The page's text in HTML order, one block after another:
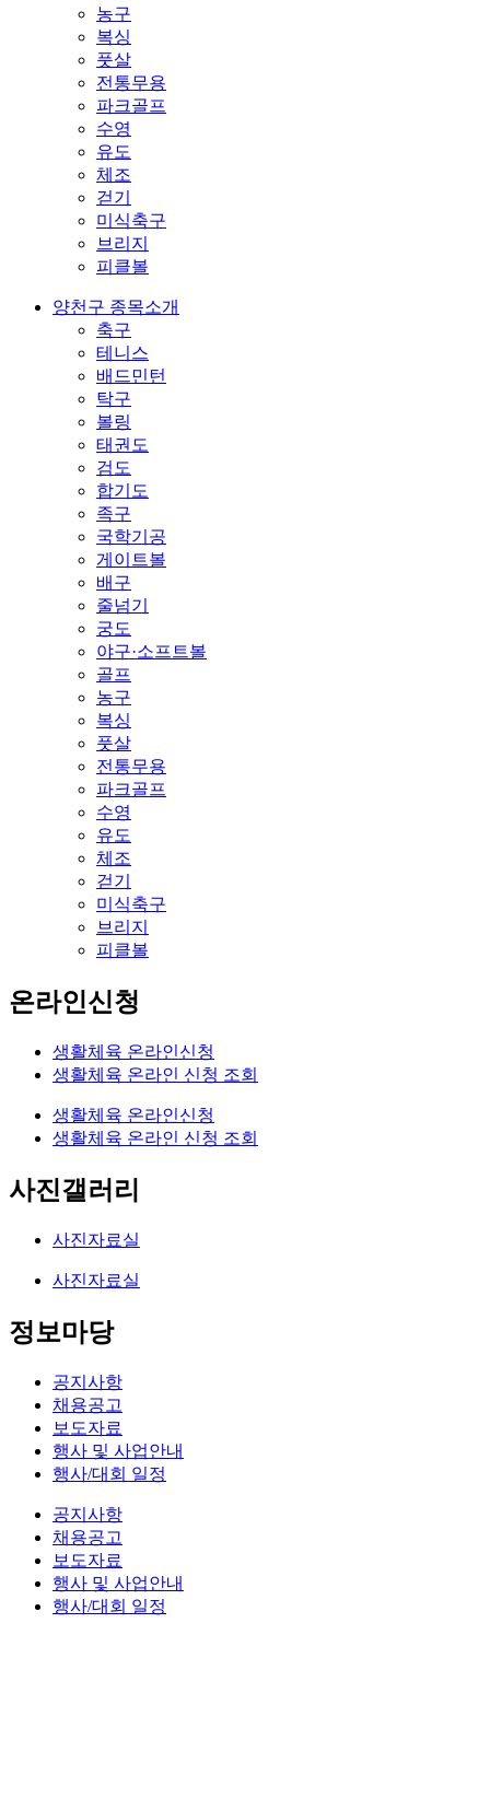
농구
복싱
풋살
전통무용
파크골프
수영
유도
체조
걷기
미식축구
브리지
피클볼
양천구 종목소개
축구
테니스
배드민턴
탁구
볼링
태권도
검도
합기도
족구
국학기공
게이트볼
배구
줄넘기
궁도
야구·소프트볼
골프
농구
복싱
풋살
전통무용
파크골프
수영
유도
체조
걷기
미식축구
브리지
피클볼
온라인신청
생활체육 온라인신청
생활체육 온라인 신청 조회
생활체육 온라인신청
생활체육 온라인 신청 조회
사진갤러리
사진자료실
사진자료실
정보마당
공지사항
채용공고
보도자료
행사 및 사업안내
행사/대회 일정
공지사항
채용공고
보도자료
행사 및 사업안내
행사/대회 일정